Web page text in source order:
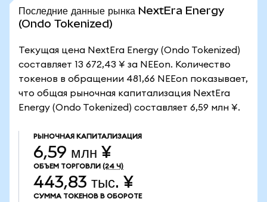
Последние данные рынка NextEra Energy
(Ondo Tokenized)
Текущая цена NextEra Energy (Ondo Tokenized)
составляет 13 672,43 ¥ за NEEon. Количество
токенов в обращении 481,66 NEEon показывает,
что общая рыночная капитализация NextEra
Energy (Ondo Tokenized) составляет 6,59 млн ¥.
РЫНОЧНАЯ КАПИТАЛИЗАЦИЯ
6,59 млн ¥
ОБЪЕМ ТОРГОВЛИ (24 Ч)
443,83 тыс. ¥
СУММА ТОКЕНОВ В ОБОРОТЕ